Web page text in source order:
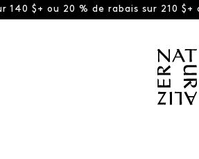
140 $+ ou 20 % de rabais sur 210 $+